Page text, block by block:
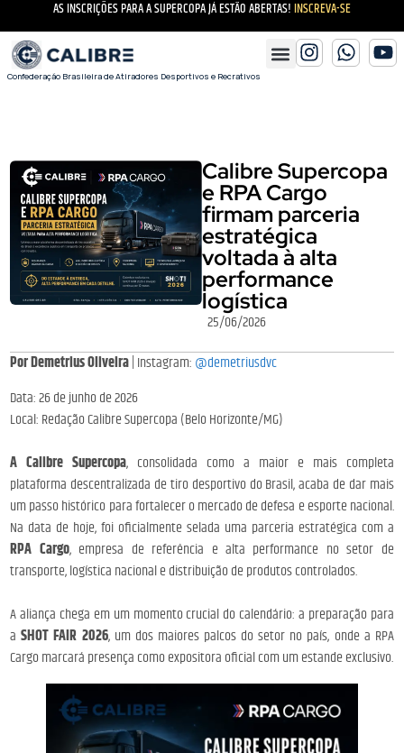
AS INSCRIÇÕES PARA A SUPERCOPA JÁ ESTÃO ABERTAS!INSCREVA-SE
Confederação Brasileira de Atiradores Desportivos e Recrativos
Calibre Supercopa
e RPA Cargo
firmam parceria
estratégica
voltada à alta
performance
logística
25/06/2026
Por Demetrius Oliveira| Instagram: @demetriusdvc
Data: 26 de junho de 2026
Local: Redação Calibre Supercopa (Belo Horizonte/MG)
A Calibre Supercopa, consolidada como a maior e mais completa
plataforma descentralizada de tiro desportivo do Brasil, acaba de dar mais
um passo histórico para fortalecer o mercado de defesa e esporte nacional.
Na data de hoje, foi oficialmente selada uma parceria estratégica com a
RPA Cargo, empresa de referência e alta performance no setor de
transporte, logística nacional e distribuição de produtos controlados.
A aliança chega em um momento crucial do calendário: a preparação para
aSHOT FAIR 2026, um dos maiores palcos do setor no país, onde a RPA
Cargo marcará presença como expositora oficial com um estande exclusivo.